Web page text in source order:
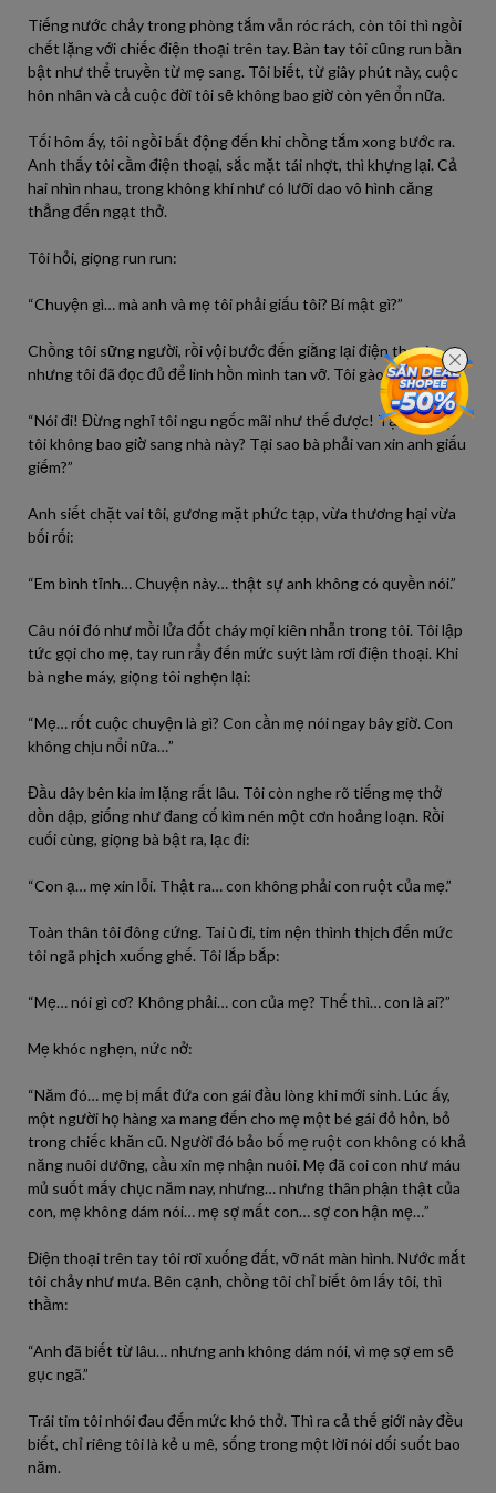
Tiếng nước chảy trong phòng tắm vẫn róc rách, còn tôi thì ngồi
chết lặng với chiếc điện thoại trên tay. Bàn tay tôi cũng run bần
bật như thể truyền từ mẹ sang. Tôi biết, từ giây phút này, cuộc
hôn nhân và cả cuộc đời tôi sẽ không bao giờ còn yên ổn nữa.
Tối hôm ấy, tôi ngồi bất động đến khi chồng tắm xong bước ra.
Anh thấy tôi cầm điện thoại, sắc mặt tái nhợt, thì khựng lại. Cả
hai nhìn nhau, trong không khí như có lưỡi dao vô hình căng
thẳng đến ngạt thở.
Tôi hỏi, giọng run run:
“Chuyện gì… mà anh và mẹ tôi phải giấu tôi? Bí mật gì?”
Chồng tôi sững người, rồi vội bước đến giằng lại điện thoại,
nhưng tôi đã đọc đủ để linh hồn mình tan vỡ. Tôi gào lên:
“Nói đi! Đừng nghĩ tôi ngu ngốc mãi như thế được! Tại sao mẹ
tôi không bao giờ sang nhà này? Tại sao bà phải van xin anh giấu
giếm?”
Anh siết chặt vai tôi, gương mặt phức tạp, vừa thương hại vừa
bối rối:
“Em bình tĩnh… Chuyện này… thật sự anh không có quyền nói.”
Câu nói đó như mồi lửa đốt cháy mọi kiên nhẫn trong tôi. Tôi lập
tức gọi cho mẹ, tay run rẩy đến mức suýt làm rơi điện thoại. Khi
bà nghe máy, giọng tôi nghẹn lại:
“Mẹ… rốt cuộc chuyện là gì? Con cần mẹ nói ngay bây giờ. Con
không chịu nổi nữa…”
Đầu dây bên kia im lặng rất lâu. Tôi còn nghe rõ tiếng mẹ thở
dồn dập, giống như đang cố kìm nén một cơn hoảng loạn. Rồi
cuối cùng, giọng bà bật ra, lạc đi:
“Con ạ… mẹ xin lỗi. Thật ra… con không phải con ruột của mẹ.”
Toàn thân tôi đông cứng. Tai ù đi, tim nện thình thịch đến mức
tôi ngã phịch xuống ghế. Tôi lắp bắp:
“Mẹ… nói gì cơ? Không phải… con của mẹ? Thế thì… con là ai?”
Mẹ khóc nghẹn, nức nở:
“Năm đó… mẹ bị mất đứa con gái đầu lòng khi mới sinh. Lúc ấy,
một người họ hàng xa mang đến cho mẹ một bé gái đỏ hỏn, bỏ
trong chiếc khăn cũ. Người đó bảo bố mẹ ruột con không có khả
năng nuôi dưỡng, cầu xin mẹ nhận nuôi. Mẹ đã coi con như máu
mủ suốt mấy chục năm nay, nhưng… nhưng thân phận thật của
con, mẹ không dám nói… mẹ sợ mất con… sợ con hận mẹ…”
Điện thoại trên tay tôi rơi xuống đất, vỡ nát màn hình. Nước mắt
tôi chảy như mưa. Bên cạnh, chồng tôi chỉ biết ôm lấy tôi, thì
thầm:
“Anh đã biết từ lâu… nhưng anh không dám nói, vì mẹ sợ em sẽ
gục ngã.”
Trái tim tôi nhói đau đến mức khó thở. Thì ra cả thế giới này đều
biết, chỉ riêng tôi là kẻ u mê, sống trong một lời nói dối suốt bao
năm.